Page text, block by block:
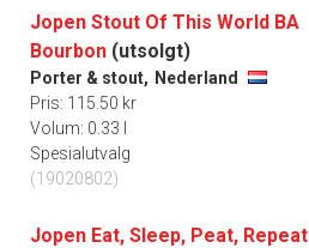
Jopen Stout Of This World BA
Bourbon (utsolgt)
Porter & stout, Nederland
Pris: 115.50 kr
Volum: 0.33 l
Spesialutvalg
(19020802)
Jopen Eat, Sleep, Peat, Repeat